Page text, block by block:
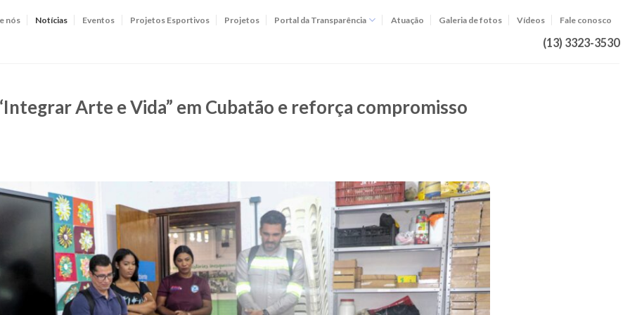
nós Notícias Eventos Projetos Esportivos Projetos Portal da Transparência Atuação Galeria de fotos Vídeos Fale conosco
(13) 3323-3530
Arte e Vida” em Cubatão e reforça compromisso